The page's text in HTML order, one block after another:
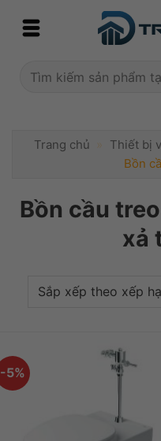
Tìm
Trang chủ » Thiết bị
Bồn
Bồn cầu
xả
-5%